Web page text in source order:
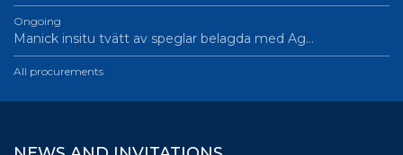
Ongoing
Manick insitu tvätt av speglar belagda med Ag…
All procurements